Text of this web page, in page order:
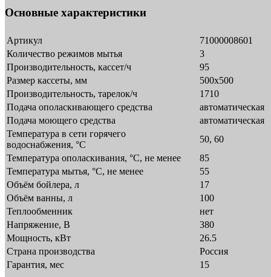
Основные характеристики
Артикул
71000008601
Количество режимов мытья
3
Производительность, кассет/ч
95
Размер кассеты, мм
500х500
Производительность, тарелок/ч
1710
Подача ополаскивающего средства
автоматическая
Подача моющего средства
автоматическая
Температура в сети горячего
водоснабжения, °C
50, 60
Температура ополаскивания, °С, не менее
85
Температура мытья, °С, не менее
55
Объём бойлера, л
17
Объём ванны, л
100
Теплообменник
нет
Напряжение, В
380
Мощность, кВт
26.5
Страна производства
Россия
Гарантия, мес
15